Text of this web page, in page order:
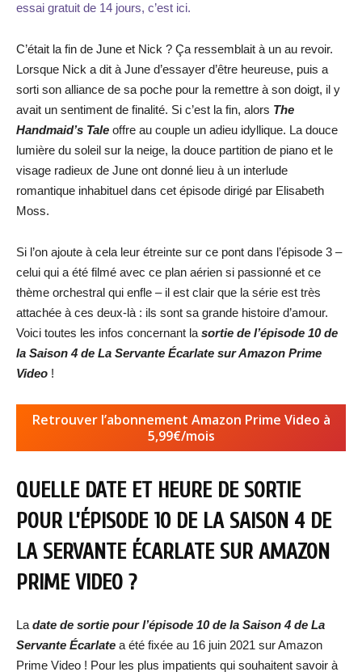
essai gratuit de 14 jours, c’est ici.
C’était la fin de June et Nick ? Ça ressemblait à un au revoir.
Lorsque Nick a dit à June d’essayer d’être heureuse, puis a
sorti son alliance de sa poche pour la remettre à son doigt, il y
avait un sentiment de finalité. Si c’est la fin, alors The
Handmaid’s Tale offre au couple un adieu idyllique. La douce
lumière du soleil sur la neige, la douce partition de piano et le
visage radieux de June ont donné lieu à un interlude
romantique inhabituel dans cet épisode dirigé par Elisabeth
Moss.
Si l’on ajoute à cela leur étreinte sur ce pont dans l’épisode 3 –
celui qui a été filmé avec ce plan aérien si passionné et ce
thème orchestral qui enfle – il est clair que la série est très
attachée à ces deux-là : ils sont sa grande histoire d’amour.
Voici toutes les infos concernant la sortie de l’épisode 10 de
la Saison 4 de La Servante Écarlate sur Amazon Prime
Video !
Retrouver l’abonnement Amazon Prime Video à
5,99€/mois
QUELLE DATE ET HEURE DE SORTIE
POUR L’ÉPISODE 10 DE LA SAISON 4 DE
LA SERVANTE ÉCARLATE SUR AMAZON
PRIME VIDEO ?
La date de sortie pour l’épisode 10 de la Saison 4 de La
Servante Écarlate a été fixée au 16 juin 2021 sur Amazon
Prime Video ! Pour les plus impatients qui souhaitent savoir à